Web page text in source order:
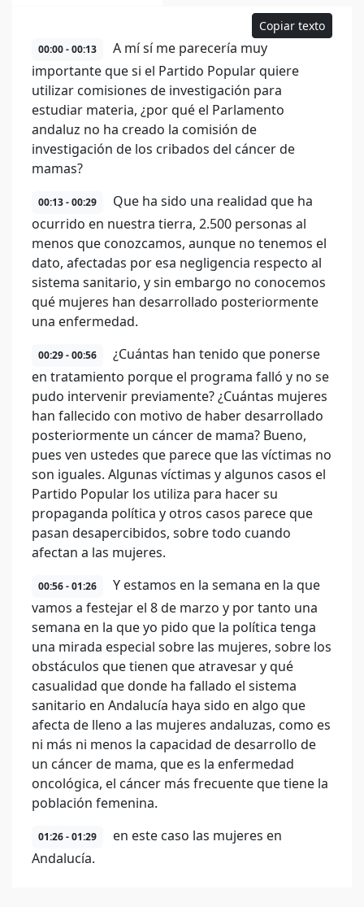
Copiar texto
00:00 - 00:13
A mí sí me parecería muy
importante que si el Partido Popular quiere
utilizar comisiones de investigación para
estudiar materia, ¿por qué el Parlamento
andaluz no ha creado la comisión de
investigación de los cribados del cáncer de
mamas?
00:13 - 00:29
Que ha sido una realidad que ha
ocurrido en nuestra tierra, 2.500 personas al
menos que conozcamos, aunque no tenemos el
dato, afectadas por esa negligencia respecto al
sistema sanitario, y sin embargo no conocemos
qué mujeres han desarrollado posteriormente
una enfermedad.
00:29 - 00:56
¿Cuántas han tenido que ponerse
en tratamiento porque el programa falló y no se
pudo intervenir previamente? ¿Cuántas mujeres
han fallecido con motivo de haber desarrollado
posteriormente un cáncer de mama? Bueno,
pues ven ustedes que parece que las víctimas no
son iguales. Algunas víctimas y algunos casos el
Partido Popular los utiliza para hacer su
propaganda política y otros casos parece que
pasan desapercibidos, sobre todo cuando
afectan a las mujeres.
00:56 - 01:26
Y estamos en la semana en la que
vamos a festejar el 8 de marzo y por tanto una
semana en la que yo pido que la política tenga
una mirada especial sobre las mujeres, sobre los
obstáculos que tienen que atravesar y qué
casualidad que donde ha fallado el sistema
sanitario en Andalucía haya sido en algo que
afecta de lleno a las mujeres andaluzas, como es
ni más ni menos la capacidad de desarrollo de
un cáncer de mama, que es la enfermedad
oncológica, el cáncer más frecuente que tiene la
población femenina.
01:26 - 01:29
en este caso las mujeres en
Andalucía.